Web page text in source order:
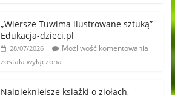
„Wiersze Tuwima ilustrowane sztuką”
Edukacja-dzieci.pl
28/07/2026
Możliwość komentowania
została wyłączona
Najpiękniejsze książki o ziołach,